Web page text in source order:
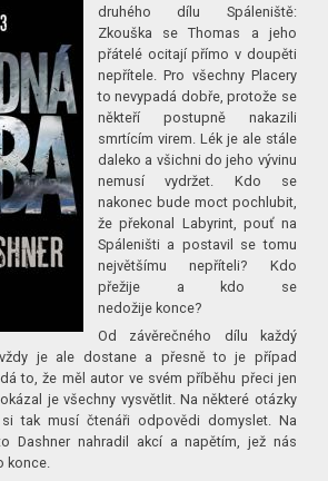
druhého dílu Spáleniště:
Zkouška se Thomas a jeho
přátelé ocitají přímo v doupěti
nepřítele. Pro všechny Placery
to nevypadá dobře, protože se
někteří postupně nakazili
smrtícím virem. Lék je ale stále
daleko a všichni do jeho vývinu
nemusí vydržet. Kdo se
nakonec bude moct pochlubit,
že překonal Labyrint, pouť na
Spáleništi a postavil se tomu
největšímu nepříteli? Kdo
přežije a kdo se
nedožije konce?
Od závěrečného dílu každý
je ale dostane a přesně to je případ
to, že měl autor ve svém příběhu přeci jen
je všechny vysvětlit. Na některé otázky
tak musí čtenáři odpovědi domyslet. Na
Dashner nahradil akcí a napětím, jež nás
konce.